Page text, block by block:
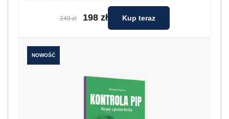
249 zł 198 zł Kup teraz
NOWOŚĆ